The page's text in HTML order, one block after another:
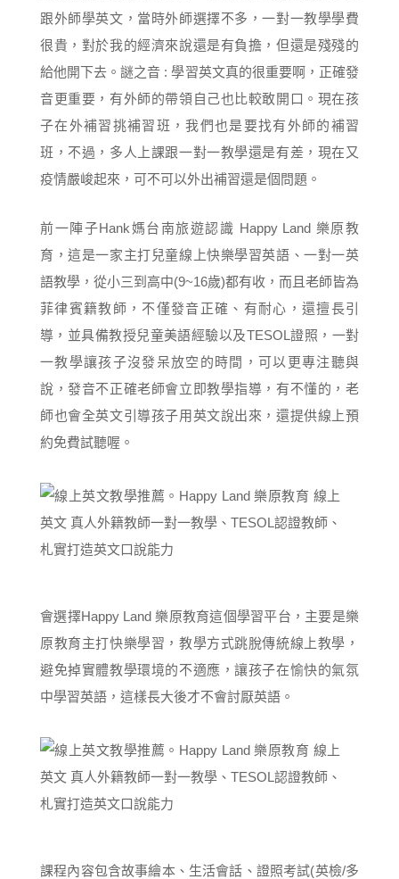
跟外師學英文，當時外師選擇不多，一對一教學學費
很貴，對於我的經濟來說還是有負擔，但還是殘殘的
給他開下去。謎之音 : 學習英文真的很重要啊，正確發
音更重要，有外師的帶領自己也比較敢開口。現在孩
子在外補習挑補習班，我們也是要找有外師的補習
班，不過，多人上課跟一對一教學還是有差，現在又
疫情嚴峻起來，可不可以外出補習還是個問題。
前一陣子Hank媽台南旅遊認識 Happy Land 樂原教
育，這是一家主打兒童線上快樂學習英語、一對一英
語教學，從小三到高中(9~16歲)都有收，而且老師皆為
菲律賓籍教師，不僅發音正確、有耐心，還擅長引
導，並具備教授兒童美語經驗以及TESOL證照，一對
一教學讓孩子沒發呆放空的時間，可以更專注聽與
說，發音不正確老師會立即教學指導，有不懂的，老
師也會全英文引導孩子用英文說出來，還提供線上預
約免費試聽喔。
會選擇Happy Land 樂原教育這個學習平台，主要是樂
原教育主打快樂學習，教學方式跳脫傳統線上教學，
避免掉實體教學環境的不適應，讓孩子在愉快的氣氛
中學習英語，這樣長大後才不會討厭英語。
課程內容包含故事繪本、生活會話、證照考試(英檢/多